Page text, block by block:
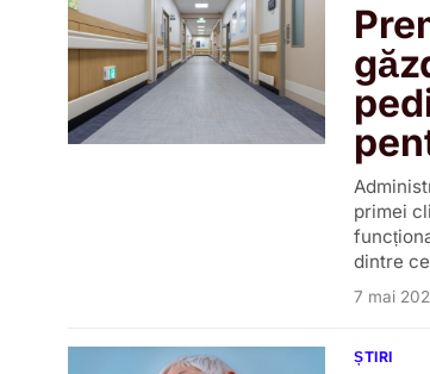
primei
dintre
7 mai
ȘTIRI